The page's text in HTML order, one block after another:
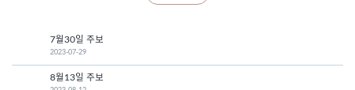
7월30일 주보
2023-07-29
8월13일 주보